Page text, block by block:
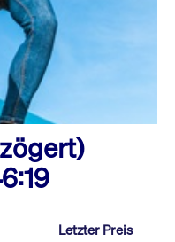
Letzter Preis